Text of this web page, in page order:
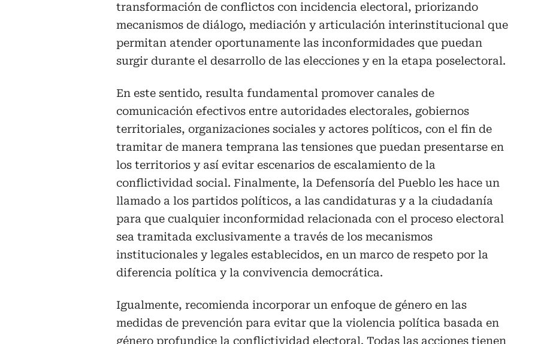
transformación de conflictos con incidencia electoral, priorizando
mecanismos de diálogo, mediación y articulación interinstitucional que
permitan atender oportunamente las inconformidades que puedan
surgir durante el desarrollo de las elecciones y en la etapa poselectoral.
En este sentido, resulta fundamental promover canales de
comunicación efectivos entre autoridades electorales, gobiernos
territoriales, organizaciones sociales y actores políticos, con el fin de
tramitar de manera temprana las tensiones que puedan presentarse en
los territorios y así evitar escenarios de escalamiento de la
conflictividad social. Finalmente, la Defensoría del Pueblo les hace un
llamado a los partidos políticos, a las candidaturas y a la ciudadanía
para que cualquier inconformidad relacionada con el proceso electoral
sea tramitada exclusivamente a través de los mecanismos
institucionales y legales establecidos, en un marco de respeto por la
diferencia política y la convivencia democrática.
Igualmente, recomienda incorporar un enfoque de género en las
medidas de prevención para evitar que la violencia política basada en
género profundice la conflictividad electoral. Todas las acciones tienen